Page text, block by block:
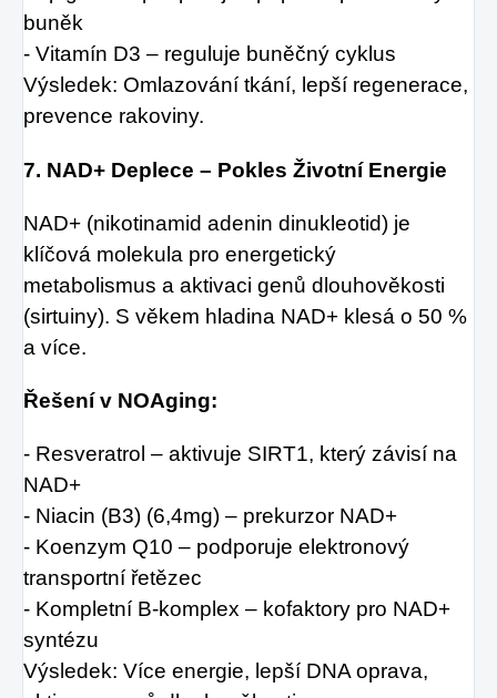
buněk
- Vitamín D3 – reguluje buněčný cyklus
Výsledek: Omlazování tkání, lepší regenerace,
prevence rakoviny.
7. NAD+ Deplece – Pokles Životní Energie
NAD+ (nikotinamid adenin dinukleotid) je
klíčová molekula pro energetický
metabolismus a aktivaci genů dlouhověkosti
(sirtuiny). S věkem hladina NAD+ klesá o 50 %
a více.
Řešení v NOAging:
- Resveratrol – aktivuje SIRT1, který závisí na
NAD+
- Niacin (B3) (6,4mg) – prekurzor NAD+
- Koenzym Q10 – podporuje elektronový
transportní řetězec
- Kompletní B-komplex – kofaktory pro NAD+
syntézu
Výsledek: Více energie, lepší DNA oprava,